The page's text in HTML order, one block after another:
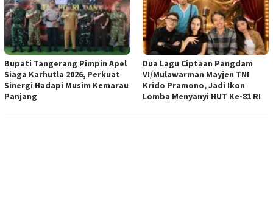
Bupati Tangerang Pimpin Apel
Siaga Karhutla 2026, Perkuat
Sinergi Hadapi Musim Kemarau
Panjang
Dua Lagu Ciptaan Pangdam
VI/Mulawarman Mayjen TNI
Krido Pramono, Jadi Ikon
Lomba Menyanyi HUT Ke-81 RI